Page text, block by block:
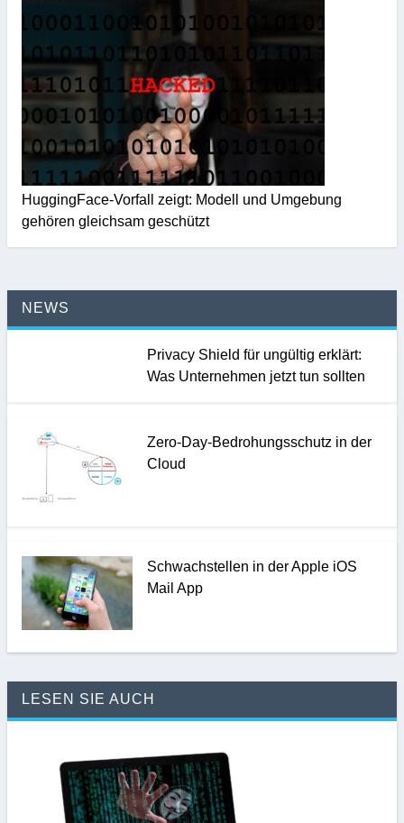
HuggingFace-Vorfall zeigt: Modell und Umgebung
gehören gleichsam geschützt
NEWS
Privacy Shield für ungültig erklärt:
Was Unternehmen jetzt tun sollten
Zero-Day-Bedrohungsschutz in der
Cloud
Schwachstellen in der Apple iOS
Mail App
LESEN SIE AUCH